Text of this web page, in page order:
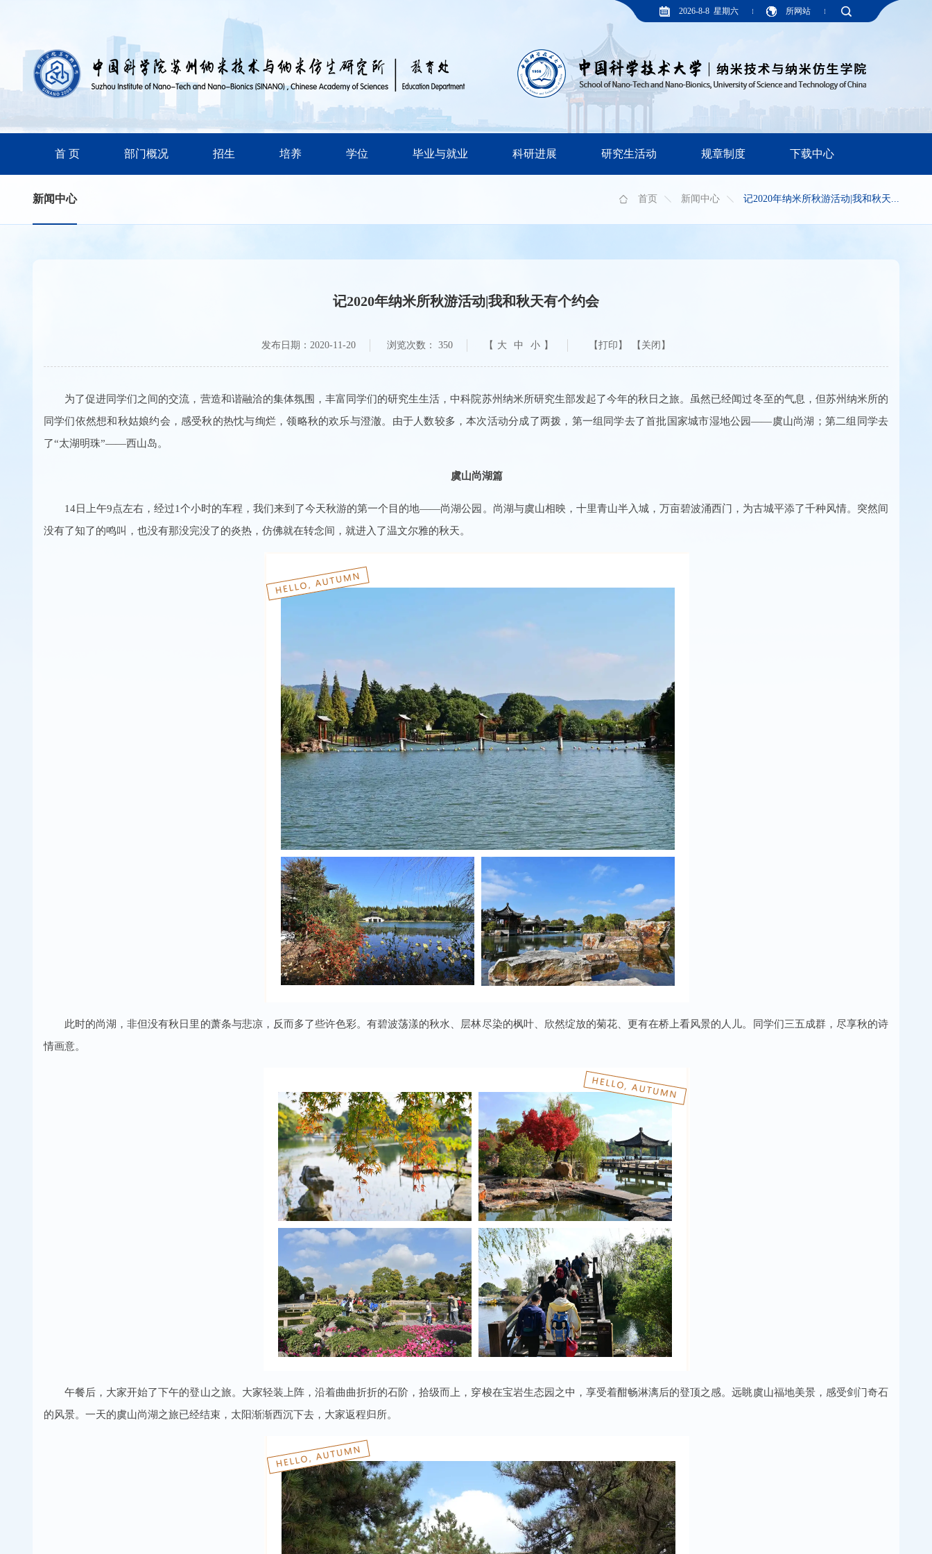
2026-8-8 星期六 所网站
首 页 部门概况 招生 培养 学位 毕业与就业 科研进展 研究生活动 规章制度 下载中心
首页 新闻中心 记2020年纳米所秋游活动|我和秋天...
新闻中心
记2020年纳米所秋游活动|我和秋天有个约会
发布日期：2020-11-20 浏览次数： 350 【 大 中 小 】 【关闭】
为了促进同学们之间的交流，营造和谐融洽的集体氛围，丰富同学们的研究生生活，中科院苏州纳米所研究生部发起了今年的秋日之旅。虽然已经闻过冬至的气息，但苏州纳米所的
同学们依然想和秋姑娘约会，感受秋的热忱与绚烂，领略秋的欢乐与澄澈。由于人数较多，本次活动分成了两拨，第一组同学去了首批国家城市湿地公园——虞山尚湖；第二组同学去
了“太湖明珠”——西山岛。
虞山尚湖篇
14日上午9点左右，经过1个小时的车程，我们来到了今天秋游的第一个目的地——尚湖公园。尚湖与虞山相映，十里青山半入城，万亩碧波涌西门，为古城平添了千种风情。突然间
没有了知了的鸣叫，也没有那没完没了的炎热，仿佛就在转念间，就进入了温文尔雅的秋天。
此时的尚湖，非但没有秋日里的萧条与悲凉，反而多了些许色彩。有碧波荡漾的秋水、层林尽染的枫叶、欣然绽放的菊花、更有在桥上看风景的人儿。同学们三五成群，尽享秋的诗
情画意。
午餐后，大家开始了下午的登山之旅。大家轻装上阵，沿着曲曲折折的石阶，拾级而上，穿梭在宝岩生态园之中，享受着酣畅淋漓后的登顶之感。远眺虞山福地美景，感受剑门奇石
的风景。一天的虞山尚湖之旅已经结束，太阳渐渐西沉下去，大家返程归所。